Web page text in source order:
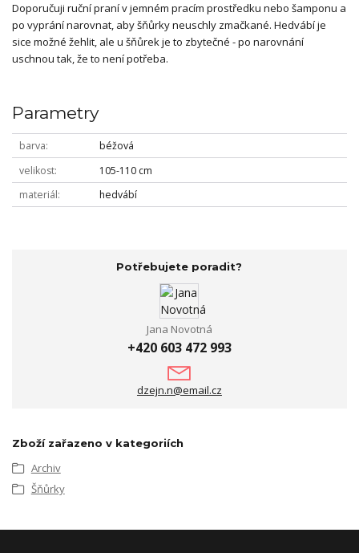
Doporučuji ruční praní v jemném pracím prostředku nebo šamponu a
po vyprání narovnat, aby šňůrky neuschly zmačkané. Hedvábí je
sice možné žehlit, ale u šňůrek je to zbytečné - po narovnání
uschnou tak, že to není potřeba.
Parametry
barva
béžová
velikost
105-110 cm
materiál
hedvábí
Potřebujete poradit?
Jana Novotná
+420 603 472 993
dzejn.n@email.cz
Zboží zařazeno v kategoriích
Archiv
Šňůrky